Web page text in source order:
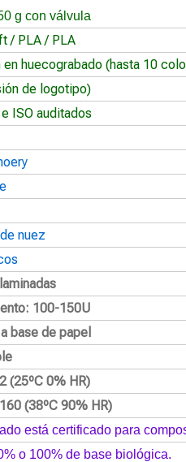
g con válvula
/ PLA / PLA
en huecograbado (hasta 10
de logotipo)
ISO auditados
nuez
100-150U
base de papel
(25ºC 0% HR)
(38ºC 90% HR)
está certificado para
o 100% de base biológica.